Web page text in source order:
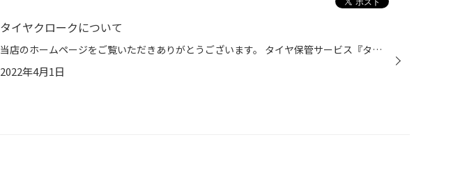
タイヤクロークについて
当店のホームページをご覧いただきありがとうございます。 タイヤ保管サービス『タイヤクローク』の保管台数が非常に多く、 新規でのお預かりをタイヤご購入時のみに限定させていただいております。 ご希望の方はお問合せ下さい。
2022年4月1日